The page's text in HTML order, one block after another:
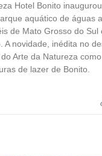
Hotel Bonito
aquático de águas
de Mato Grosso do Sul
A novidade, inédita no
Arte da Natureza
de lazer de Bonito.